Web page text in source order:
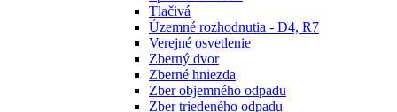
Tlačivá
Územné rozhodnutia - D4, R7
Verejné osvetlenie
Zberný dvor
Zberné hniezda
Zber objemného odpadu
Zber triedeného odpadu